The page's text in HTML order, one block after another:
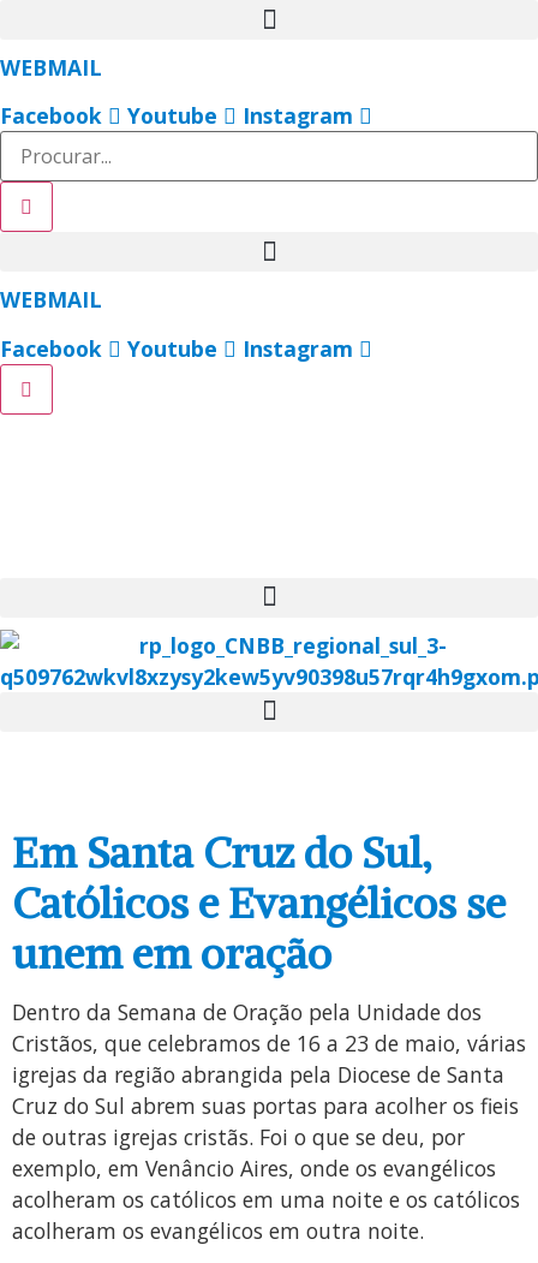
o
conteúdo
WEBMAIL
Facebook
Youtube Instagram
WEBMAIL
Facebook
Youtube Instagram
Em Santa Cruz do Sul,
Católicos e Evangélicos se
unem em oração
Dentro da Semana de Oração pela Unidade dos
Cristãos, que celebramos de 16 a 23 de maio, várias
igrejas da região abrangida pela Diocese de Santa
Cruz do Sul abrem suas portas para acolher os fieis
de outras igrejas cristãs. Foi o que se deu, por
exemplo, em Venâncio Aires, onde os evangélicos
acolheram os católicos em uma noite e os católicos
acolheram os evangélicos em outra noite.